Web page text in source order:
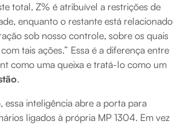
total, Z% é atribuível a restrições de
enquanto o restante está relacionado
sob nosso controle, sobre os quais
tais ações.” Essa é a diferença entre
como uma queixa e tratá-lo como um
.
essa inteligência abre a porta para
ligados à própria MP 1304. Em vez